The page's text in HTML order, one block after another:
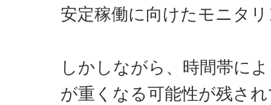
安定稼働に向けたモニタ
しかしながら、時間帯に
が重くなる可能性が残さ